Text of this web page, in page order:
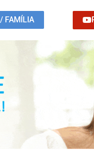
FAMÍLIA